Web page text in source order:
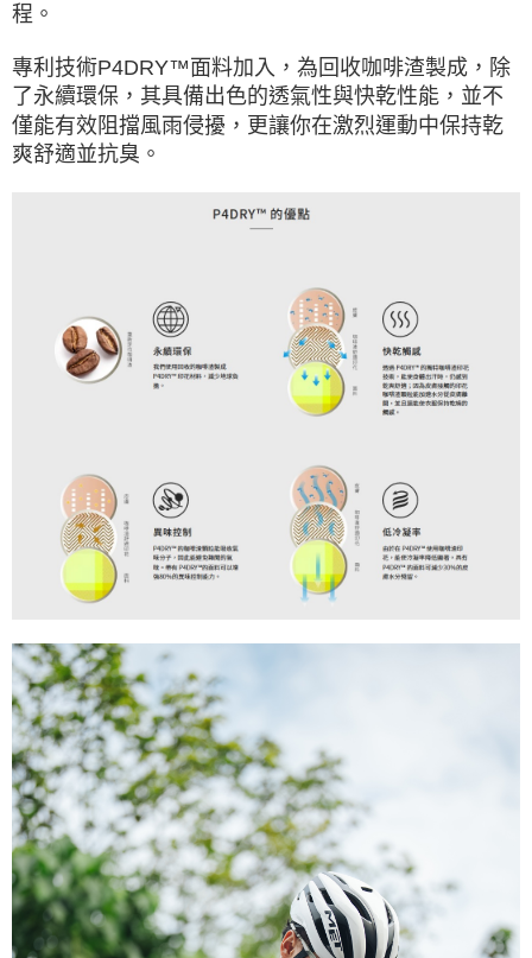
程。
專利技術P4DRY™面料加入，為回收咖啡渣製成，除
了永續環保，其具備出色的透氣性與快乾性能，並不
僅能有效阻擋風雨侵擾，更讓你在激烈運動中保持乾
爽舒適並抗臭。